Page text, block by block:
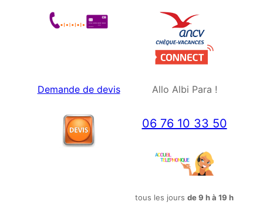
Demande de devis Allo Albi Para !
06 76 10 33 50
tous les jours de 9 h à 19 h